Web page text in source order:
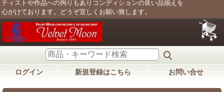
ティストや作品への拘りもありコンディションの良い品揃えを
心がけております。どうぞ宜しくお願い致します。
ログイン 新規登録はこちら お問い合せ